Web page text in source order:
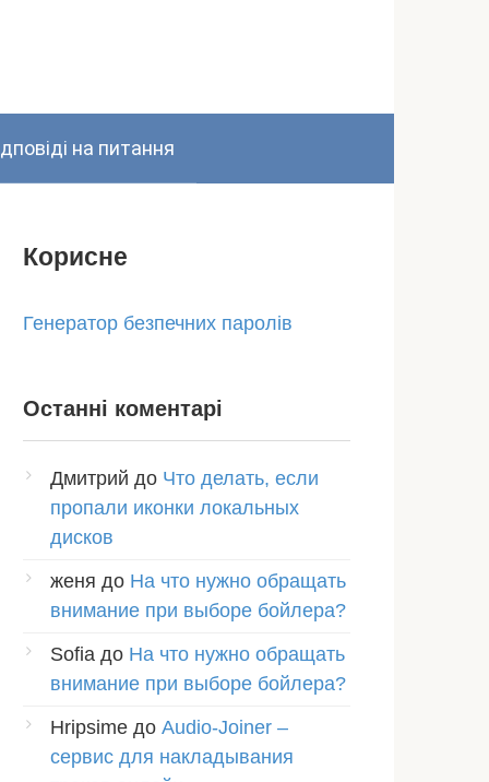
на питання
Корисне
Генератор безпечних паролів
Останні коментарі
Дмитрий до Что делать, если
пропали иконки локальных
дисков
женя до На что нужно обращать
внимание при выборе бойлера?
Sofia до На что нужно обращать
внимание при выборе бойлера?
Hripsime до Audio-Joiner –
сервис для накладывания